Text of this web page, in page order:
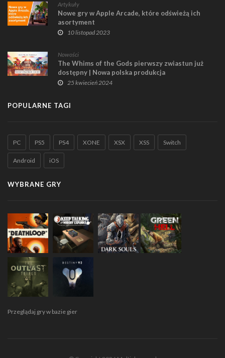
Artykuły
Nowe gry w Apple Arcade, które odświeżą ich
asortyment
10 listopad 2023
Nowości
The Whims of the Gods pierwszy zwiastun już
dostępny | Nowa polska produkcja
25 kwiecień 2024
POPULARNE TAGI
PC PS5 PS4 XONE XSX XSS Switch
Android iOS
WYBRANE GRY
Przeglądaj gry w bazie gier